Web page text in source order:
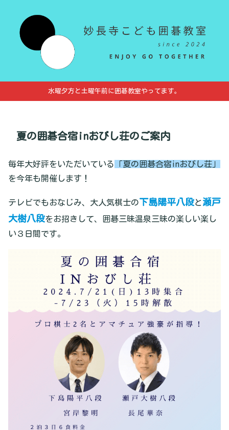
水曜夕方と土曜午前に囲碁教室やってます。
夏の囲碁合宿inおびし荘のご案内
毎年大好評をいただいている
「夏の囲碁合宿inおびし荘」
を今年も開催します！
テレビでもおなじみ、大人気棋士の下島陽平八段と瀬戸
大樹八段をお招きして、囲碁三昧温泉三昧の楽しい楽し
い３日間です。